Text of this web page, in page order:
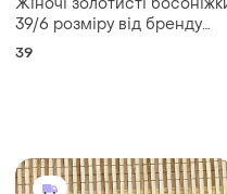
39/6 розміру від бренду
new look
39